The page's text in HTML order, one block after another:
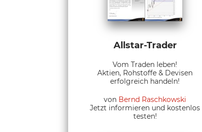
Allstar-Trader
Vom Traden leben!
Aktien, Rohstoffe & Devisen
erfolgreich handeln!
von Bernd Raschkowski
Jetzt informieren und kostenlos
testen!